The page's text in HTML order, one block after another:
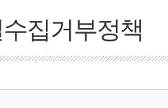
집거부정책